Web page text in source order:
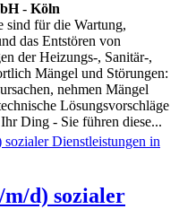
- Köln
sind für die Wartung,
das Entstören von
der Heizungs-, Sanitär-,
Mängel und Störungen:
nehmen Mängel
Lösungsvorschläge
Ding - Sie führen diese...
d) sozialer